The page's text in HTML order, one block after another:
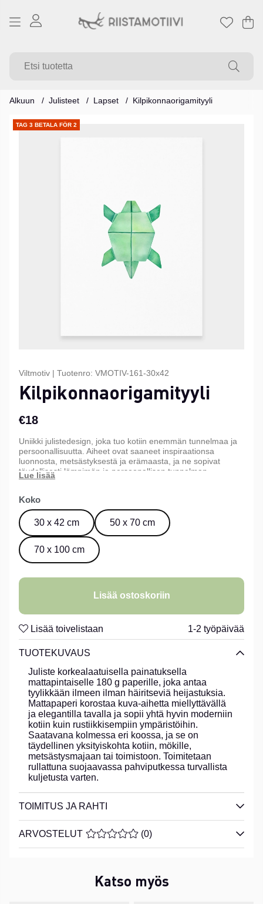
.
Alkuun Julisteet Lapset Kilpikonnaorigamityyli
TAG 3 BETALA FÖR 2
Tuotekuvat
Viltmotiv | Tuotenro: VMOTIV-161-30x42
Kilpikonnaorigamityyli
€18
Uniikki julistedesign, joka tuo kotiin enemmän tunnelmaa ja
persoonallisuutta. Aiheet ovat saaneet inspiraationsa
luonnosta, metsästyksestä ja erämaasta, ja ne sopivat
täydellisesti lämpimän ja persoonallisen tunnelman
luomiseen kotiin, mökille tai toimistoon. Saatavana kolmessa
Koko
30 x 42 cm 50 x 70 cm
70 x 100 cm
Lisää ostoskoriin
Lisää toivelistaan 1-2 työpäivää
TUOTEKUVAUS
Juliste korkealaatuisella painatuksella
mattapintaiselle 180 g paperille, joka antaa
tyylikkään ilmeen ilman häiritseviä heijastuksia.
Mattapaperi korostaa kuva-aihetta miellyttävällä
ja elegantilla tavalla ja sopii yhtä hyvin moderniin
kotiin kuin rustiikkisempiin ympäristöihin.
Saatavana kolmessa eri koossa, ja se on
täydellinen yksityiskohta kotiin, mökille,
metsästysmajaan tai toimistoon. Toimitetaan
rullattuna suojaavassa pahviputkessa turvallista
kuljetusta varten.
TOIMITUS JA RAHTI
ARVOSTELUT KESKIARVOLUOKITUS 0 / 5
(0)
Katso myös